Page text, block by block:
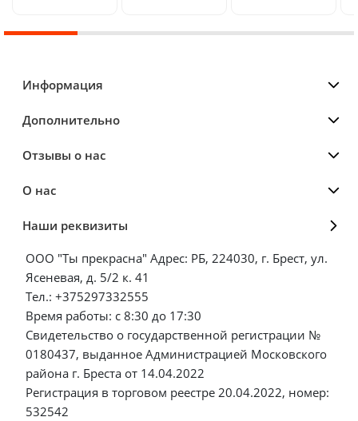
Информация
Дополнительно
Отзывы о нас
О нас
Наши реквизиты
ООО "Ты прекрасна" Адрес: РБ, 224030, г. Брест, ул.
Ясеневая, д. 5/2 к. 41
Тел.: +375297332555
Время работы: с 8:30 до 17:30
Свидетельство о государственной регистрации №
0180437, выданное Администрацией Московского
района г. Бреста от 14.04.2022
Регистрация в торговом реестре 20.04.2022, номер:
532542